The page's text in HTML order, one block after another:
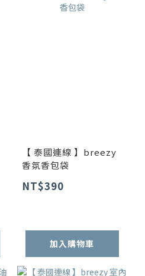
【 泰國連線 】breezy
香氛香包袋
NT$390
加入購物車